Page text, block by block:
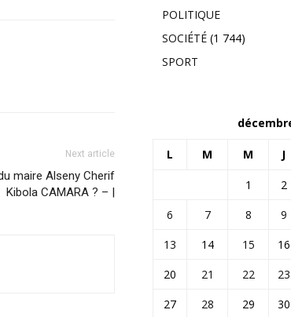
Next article
maire Alseny Cherif
Kibola CAMARA ? – |
POLITIQUE
SOCIÉTÉ (1 744)
SPORT
L M M J
1 2
6
7 8 9
13
14 15 16
20
21 22 23
27
28 29 30